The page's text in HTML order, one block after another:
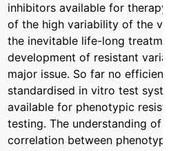
inhibitors available for therapy.
of the high variability of the
the inevitable life-long
development of resistant
major issue. So far no efficient
standardised in vitro test
available for phenotypic
testing. The understanding of
correlation between